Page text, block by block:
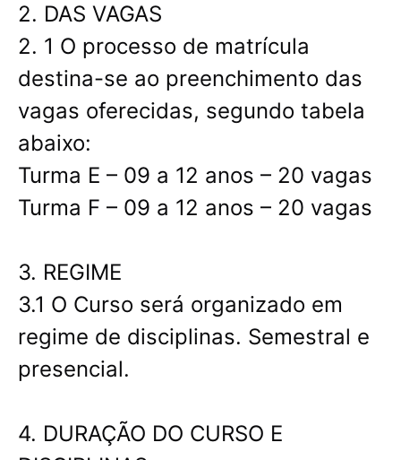
2. DAS VAGAS
2. 1 O processo de matrícula
destina-se ao preenchimento das
vagas oferecidas, segundo tabela
abaixo:
Turma E – 09 a 12 anos – 20 vagas
Turma F – 09 a 12 anos – 20 vagas
3. REGIME
3.1 O Curso será organizado em
regime de disciplinas. Semestral e
presencial.
4. DURAÇÃO DO CURSO E